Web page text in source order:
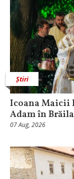
Știri
Icoana Maicii
Adam în Brăila
07 Aug, 2026